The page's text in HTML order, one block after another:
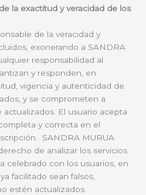
la exactitud y veracidad de los
de la veracidad y
exonerando a SANDRA
responsabilidad al
y responden, en
vigencia y autenticidad de
y se comprometen a
El usuario acepta
y correcta en el
SANDRA MURUA
de analizar los servicios
celebrado con los usuarios, en
facilitado sean falsos,
estén actualizados.